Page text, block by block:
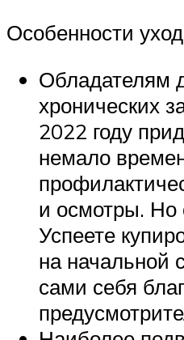
Особенности
Обладателям
хронических
2022 году
немало
и осмотры. Но
Успеете
на начальной
сами себя